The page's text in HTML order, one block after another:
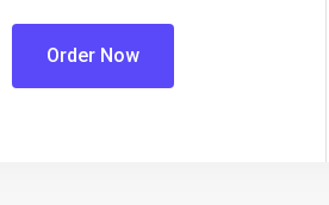
Order Now